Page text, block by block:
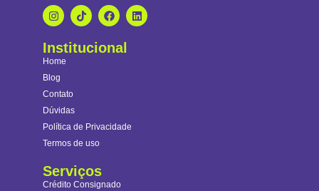
Institucional
Home
Blog
Contato
Dúvidas
Política de Privacidade
Termos de uso
Serviços
Crédito Consignado